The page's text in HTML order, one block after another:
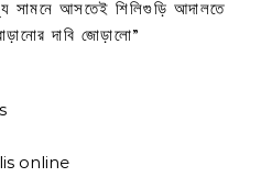
সামনে আসতেই শিলিগুড়ি আদালতে
দাবি জোড়ালো”
online